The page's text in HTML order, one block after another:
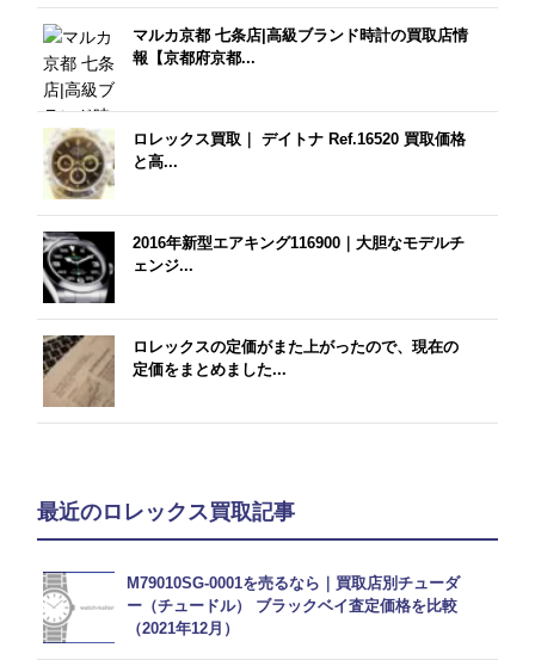
マルカ京都 七条店|高級ブランド時計の買取店情
報【京都府京都...
ロレックス買取｜ デイトナ Ref.16520 買取価格
と高...
2016年新型エアキング116900｜大胆なモデルチ
ェンジ...
ロレックスの定価がまた上がったので、現在の
定価をまとめました...
最近のロレックス買取記事
M79010SG-0001を売るなら｜買取店別チューダ
ー（チュードル） ブラックベイ査定価格を比較
（2021年12月）